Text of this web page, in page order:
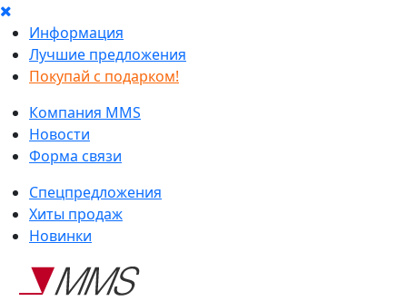
Информация
Лучшие предложения
Покупай с подарком!
Компания MMS
Новости
Форма связи
Спецпредложения
Хиты продаж
Новинки